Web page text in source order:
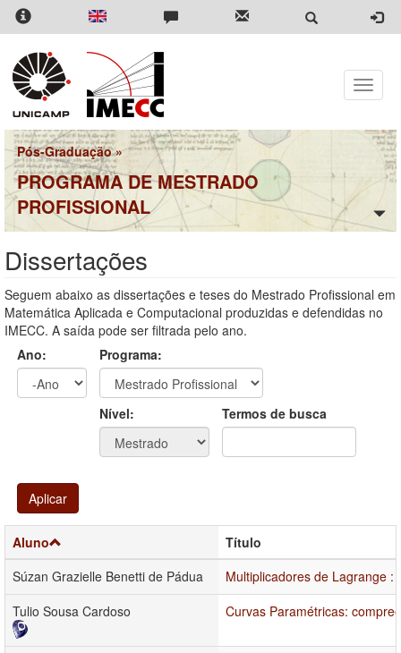
Pular
para
conteúdo
principal
Toggle
Pós-Graduação»
PROGRAMA DE MESTRADO
PROFISSIONAL
Dissertações
Seguem abaixo as dissertações e teses do Mestrado Profissional em
Matemática Aplicada e Computacional produzidas e defendidas no
IMECC. A saída pode ser filtrada pelo ano.
Ano:
Programa:
Nível: Termos de busca
Aplicar
Aluno
Título
Súzan Grazielle Benetti de Pádua
Multiplicadores de Lagrange
Tulio Sousa Cardoso
Curvas Paramétricas: